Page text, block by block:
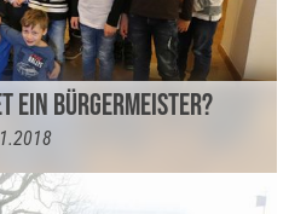
EIN BÜRGERMEISTER?